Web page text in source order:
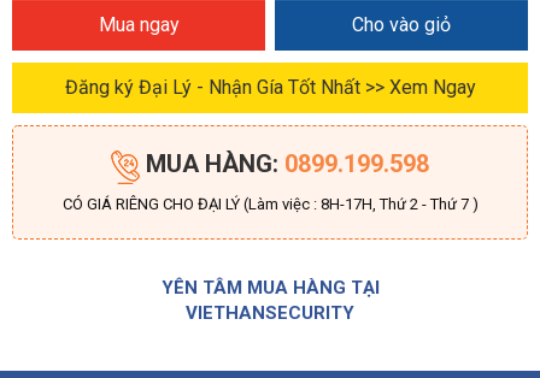
Mua ngay Cho vào giỏ
Đăng ký Đại Lý - Nhận Gía Tốt Nhất >> Xem Ngay
MUA HÀNG: 0899.199.598
CÓ GIÁ RIÊNG CHO ĐẠI LÝ (Làm việc : 8H-17H, Thứ 2 - Thứ 7 )
YÊN TÂM MUA HÀNG TẠI
VIETHANSECURITY